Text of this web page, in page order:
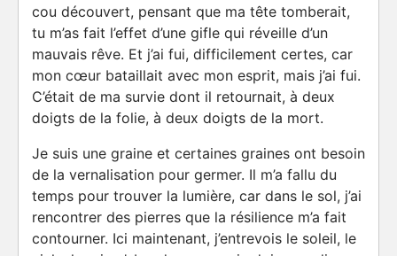
cou découvert, pensant que ma tête tomberait,
tu m’as fait l’effet d’une gifle qui réveille d’un
mauvais rêve. Et j’ai fui, difficilement certes, car
mon cœur bataillait avec mon esprit, mais j’ai fui.
C’était de ma survie dont il retournait, à deux
doigts de la folie, à deux doigts de la mort.
Je suis une graine et certaines graines ont besoin
de la vernalisation pour germer. Il m’a fallu du
temps pour trouver la lumière, car dans le sol, j’ai
rencontrer des pierres que la résilience m’a fait
contourner. Ici maintenant, j’entrevois le soleil, le